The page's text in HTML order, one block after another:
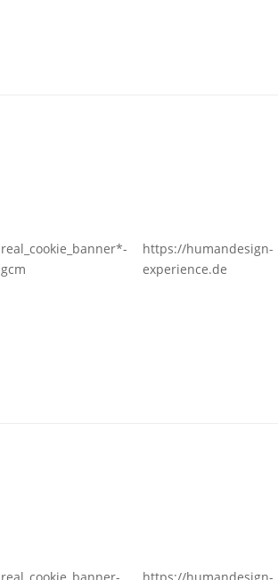
real_cookie_banner*-
gcm
https://humandesign-
experience.de